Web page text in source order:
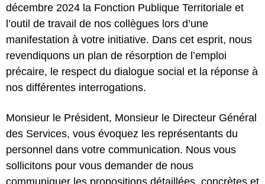
décembre 2024 la Fonction Publique Territoriale et
l’outil de travail de nos collègues lors d’une
manifestation à votre initiative. Dans cet esprit, nous
revendiquons un plan de résorption de l’emploi
précaire, le respect du dialogue social et la réponse à
nos différentes interrogations.
Monsieur le Président, Monsieur le Directeur Général
des Services, vous évoquez les représentants du
personnel dans votre communication. Nous vous
sollicitons pour vous demander de nous